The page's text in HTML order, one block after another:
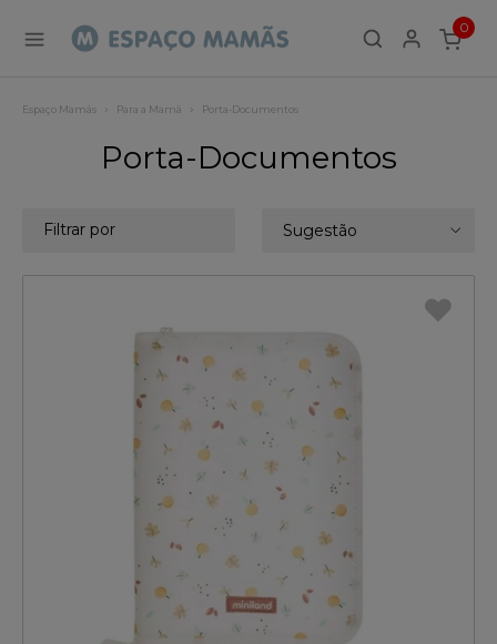
0
ITEMS
Espaço Mamãs Para a Mamã Porta-Documentos
Porta-Documentos
Sugestão
Filtrar por